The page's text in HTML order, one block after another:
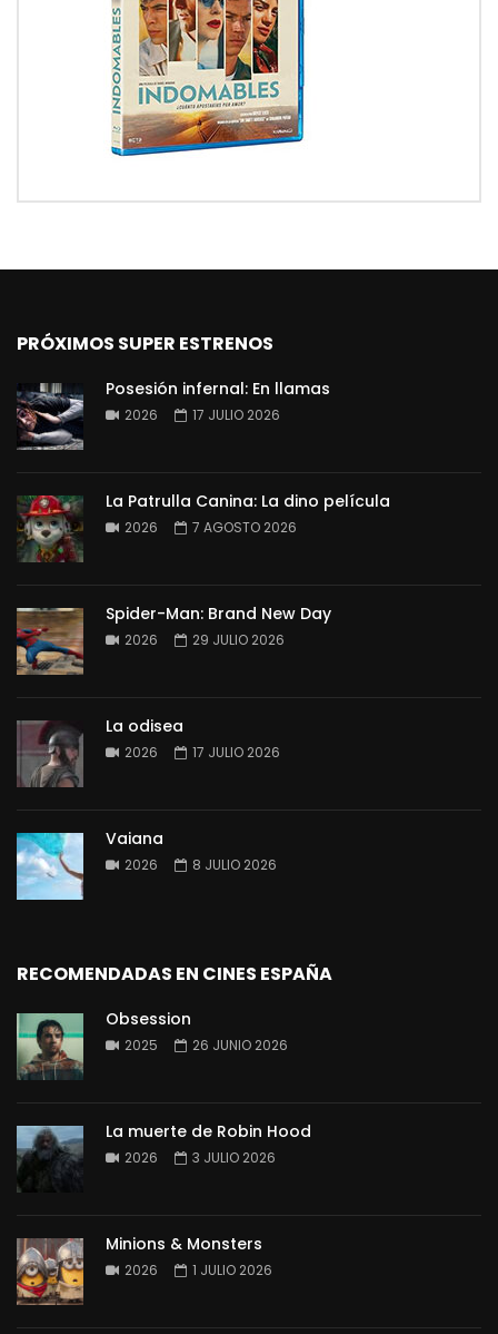
PRÓXIMOS SUPER ESTRENOS
Posesión infernal: En llamas
2026 17 JULIO 2026
La Patrulla Canina: La dino película
2026 7 AGOSTO 2026
Spider-Man: Brand New Day
2026 29 JULIO 2026
La odisea
2026 17 JULIO 2026
Vaiana
2026 8 JULIO 2026
RECOMENDADAS EN CINES ESPAÑA
Obsession
2025 26 JUNIO 2026
La muerte de Robin Hood
2026 3 JULIO 2026
Minions & Monsters
2026 1 JULIO 2026